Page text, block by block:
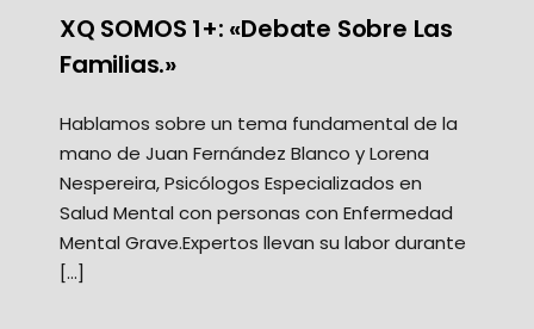
XQ SOMOS 1+: «Debate Sobre Las
Familias.»
Hablamos sobre un tema fundamental de la
mano de Juan Fernández Blanco y Lorena
Nespereira, Psicólogos Especializados en
Salud Mental con personas con Enfermedad
Mental Grave.Expertos llevan su labor durante
[…]